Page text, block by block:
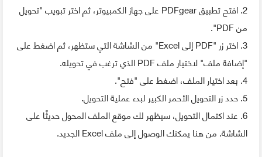
2. افتح تطبيق PDFgear على جهاز الكمبيوتر، ثم اختر تبويب "تحويل
من PDF".
3. اختر زر "PDF إلى Excel" من الشاشة التي ستظهر، ثم اضغط على
"إضافة ملف" لاختيار ملف PDF الذي ترغب في تحويله.
4. بعد اختيار الملف، اضغط على "فتح".
5. حدد زر التحويل الأحمر الكبير لبدء عملية التحويل.
6. عند اكتمال التحويل، سيظهر لك موقع الملف المحول حديثًا على
الشاشة. من هنا يمكنك الوصول إلى ملف Excel الجديد.